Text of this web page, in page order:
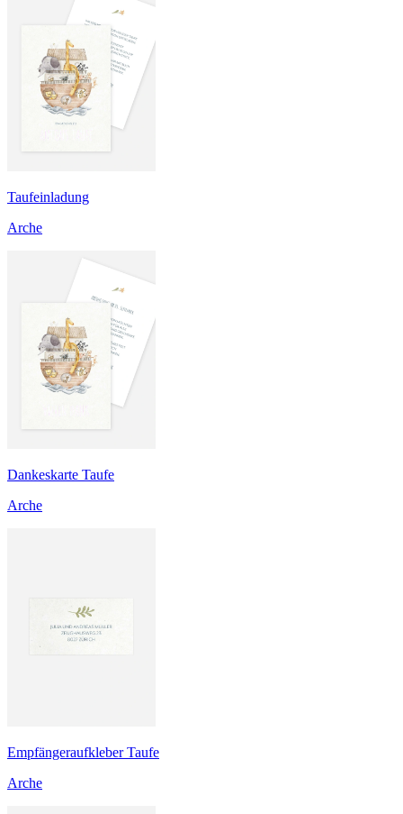
Taufeinladung
Arche
Dankeskarte Taufe
Arche
Empfängeraufkleber Taufe
Arche